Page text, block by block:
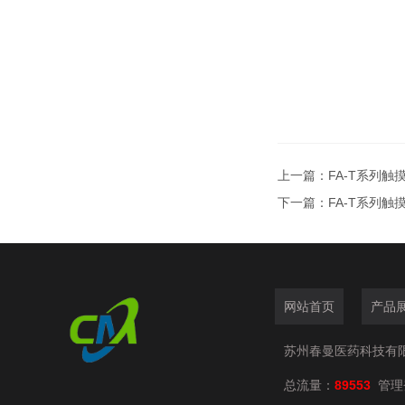
上一篇： FA-T系列触
下一篇： FA-T系列触
网站首页 产品
苏州春曼医药科技有
总流量： 89553 管